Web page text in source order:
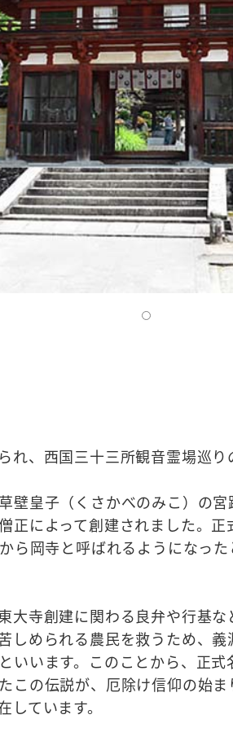
れ、西国三十三所観音霊場巡り
壁皇子（くさかべのみこ）の
正によって創建されました。
ら岡寺と呼ばれるようになっ
大寺創建に関わる良弁や行基
しめられる農民を救うため、
いいます。このことから、正
この伝説が、厄除け信仰の始
しています。